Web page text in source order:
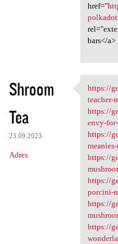
href="
bars</a>
Shroom
Tea
23.09.2023
Adres
https://
https://
teacher-
https://
envy-
https://
https://
https://
porcini-
https://
https://